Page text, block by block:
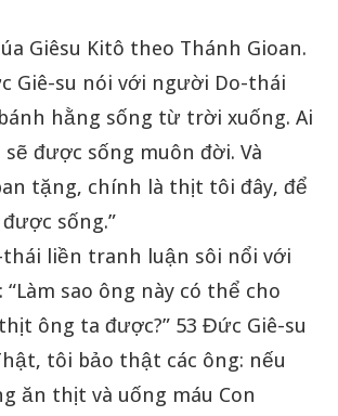
Giêsu Kitô theo Thánh Gioan.
Giê-su nói với người Do-thái
hằng sống từ trời xuống. Ai
được sống muôn đời. Và
tặng, chính là thịt tôi đây, để
sống.”
thái liền tranh luận sôi nổi với
“Làm sao ông này có thể cho
ông ta được?” 53 Đức Giê-su
tôi bảo thật các ông: nếu
ăn thịt và uống máu Con